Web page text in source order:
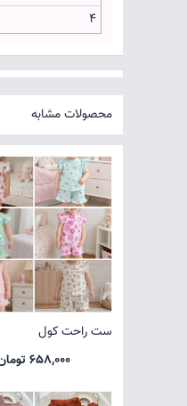
4
محصولات مشابه
ست راحت کول
658,000 تومان